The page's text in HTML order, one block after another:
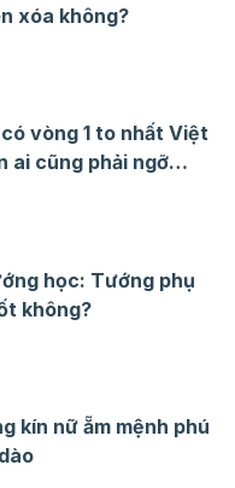
xóa không?
vòng 1 to nhất Việt
ai cũng phải ngỡ
học: Tướng phụ
không?
kín nữ ẵm mệnh phú